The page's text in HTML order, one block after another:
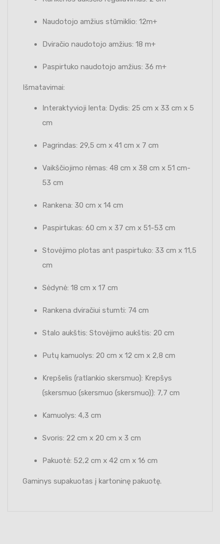
Naudotojo amžius stūmiklio: 12m+
Dviračio naudotojo amžius: 18 m+
Paspirtuko naudotojo amžius: 36 m+
Išmatavimai:
Interaktyvioji lenta: Dydis: 25 cm x 33 cm x 5
cm
Pagrindas: 29,5 cm x 41 cm x 7 cm
Vaikščiojimo rėmas: 48 cm x 38 cm x 51 cm-
53 cm
Rankena: 30 cm x 14 cm
Paspirtukas: 60 cm x 37 cm x 51-53 cm
Stovėjimo plotas ant paspirtuko: 33 cm x 11,5
cm
Sėdynė: 18 cm x 17 cm
Rankena dviračiui stumti: 74 cm
Stalo aukštis: Stovėjimo aukštis: 20 cm
Putų kamuolys: 20 cm x 12 cm x 2,8 cm
Krepšelis (ratlankio skersmuo): Krepšys
(skersmuo (skersmuo (skersmuo)): 7,7 cm
Kamuolys: 4,3 cm
Svoris: 22 cm x 20 cm x 3 cm
Pakuotė: 52,2 cm x 42 cm x 16 cm
Gaminys supakuotas į kartoninę pakuotę.